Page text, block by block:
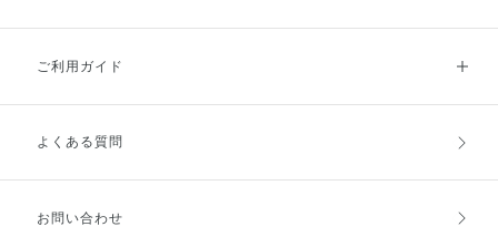
ご利用ガイド
ご利用ガイドトップ
お支払方法
よくある質問
お問い合わせ